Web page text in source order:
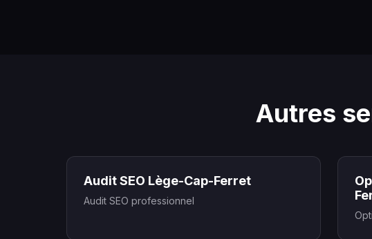
Autres
Audit SEO Lège-Cap-Ferret
Audit SEO professionnel